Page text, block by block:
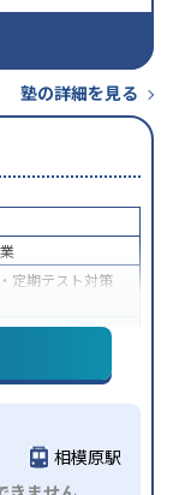
塾の詳細を見る
定期テスト対策
ットを利用1科
相模原駅